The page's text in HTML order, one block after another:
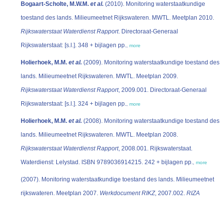
Bogaart-Scholte, M.W.M. et al. (2010). Monitoring waterstaatkundige
toestand des lands. Milieumeetnet Rijkswateren. MWTL. Meetplan 2010.
Rijkswaterstaat Waterdienst Rapport. Directoraat-Generaal
Rijkswaterstaat: [s.l.]. 348 + bijlagen pp., more
Holierhoek, M.M. et al. (2009). Monitoring waterstaatkundige toestand des
lands. Milieumeetnet Rijkswateren. MWTL. Meetplan 2009.
Rijkswaterstaat Waterdienst Rapport, 2009.001. Directoraat-Generaal
Rijkswaterstaat: [s.l.]. 324 + bijlagen pp., more
Holierhoek, M.M. et al. (2008). Monitoring waterstaatkundige toestand des
lands. Milieumeetnet Rijkswateren. MWTL. Meetplan 2008.
Rijkswaterstaat Waterdienst Rapport, 2008.001. Rijkswaterstaat.
Waterdienst: Lelystad. ISBN 9789036914215. 242 + bijlagen pp., more
(2007). Monitoring waterstaatkundige toestand des lands. Milieumeetnet
rijkswateren. Meetplan 2007. Werkdocument RIKZ, 2007.002. RIZA